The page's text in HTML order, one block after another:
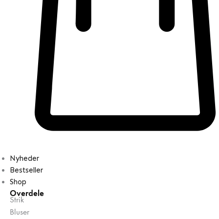
Nyheder
Bestseller
Shop
Overdele
Strik
Bluser